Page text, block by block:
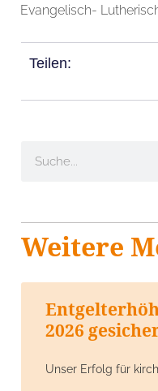
Evangelisch-
Teilen:
Weitere
2026
Unser Erfolg für